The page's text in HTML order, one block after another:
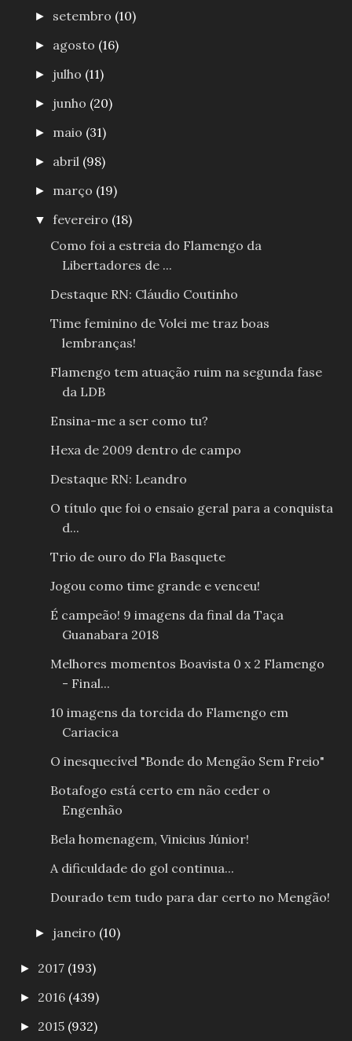
► setembro (10)
► agosto (16)
► julho (11)
► junho (20)
► maio (31)
► abril (98)
► março (19)
▼fevereiro (18)
Como foi a estreia do Flamengo da
Libertadores de ...
Destaque RN: Cláudio Coutinho
Time feminino de Volei me traz boas
lembranças!
Flamengo tem atuação ruim na segunda fase
da LDB
Ensina-me a ser como tu?
Hexa de 2009 dentro de campo
Destaque RN: Leandro
O título que foi o ensaio geral para a conquista
d...
Trio de ouro do Fla Basquete
Jogou como time grande e venceu!
É campeão! 9 imagens da final da Taça
Guanabara 2018
Melhores momentos Boavista 0 x 2 Flamengo
- Final...
10 imagens da torcida do Flamengo em
Cariacica
O inesquecível "Bonde do Mengão Sem Freio"
Botafogo está certo em não ceder o
Engenhão
Bela homenagem, Vinicius Júnior!
A dificuldade do gol continua...
Dourado tem tudo para dar certo no Mengão!
► janeiro (10)
► 2017 (193)
► 2016 (439)
► 2015 (932)